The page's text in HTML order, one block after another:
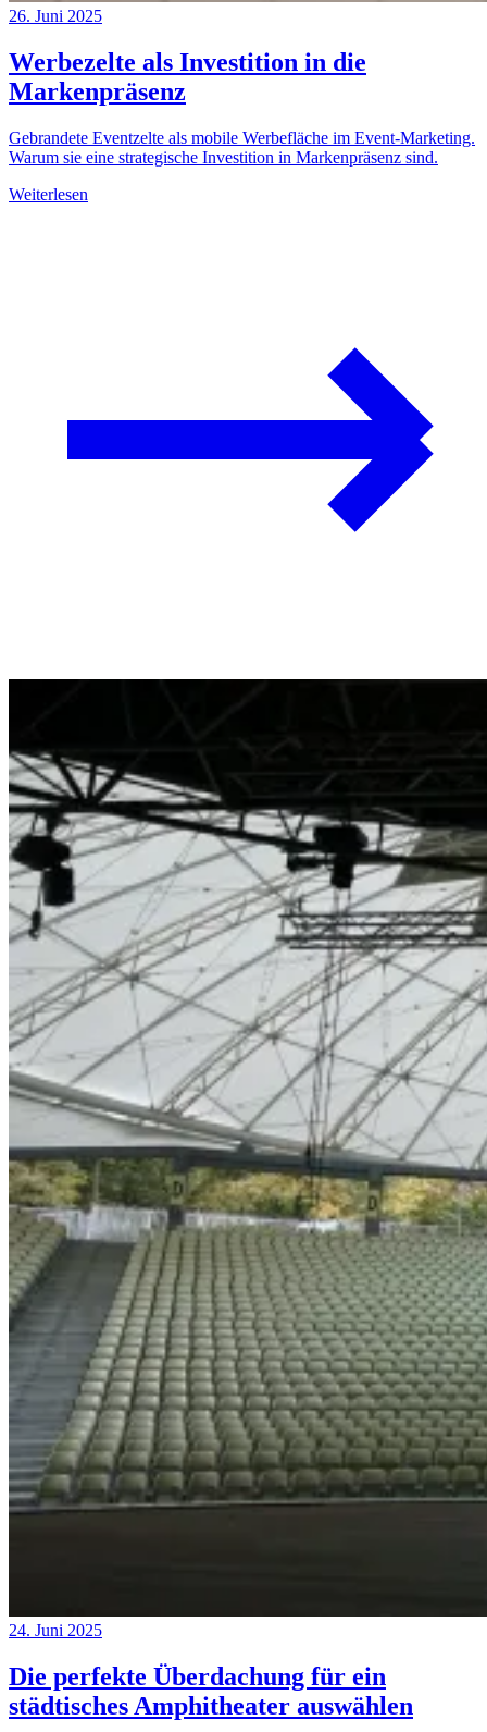
26. Juni 2025
Werbezelte als Investition in die
Markenpräsenz
Gebrandete Eventzelte als mobile Werbefläche im Event-Marketing.
Warum sie eine strategische Investition in Markenpräsenz sind.
Weiterlesen
24. Juni 2025
Die perfekte Überdachung für ein
städtisches Amphitheater auswählen